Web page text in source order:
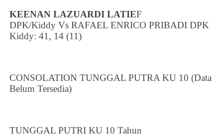
KEENAN LAZUARDI LATIEF
DPK/KiddyVsRAFAEL ENRICO PRIBADI DPK
Kiddy: 41, 14 (11)
CONSOLATION TUNGGAL PUTRA KU 10 (Data
Belum Tersedia)
TUNGGAL PUTRI KU 10 Tahun